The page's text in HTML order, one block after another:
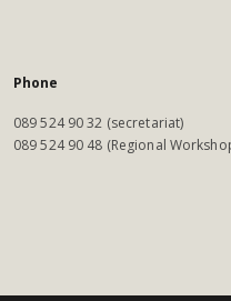
Phone
089 524 90 32 (secretariat)
089 524 90 48 (Regional